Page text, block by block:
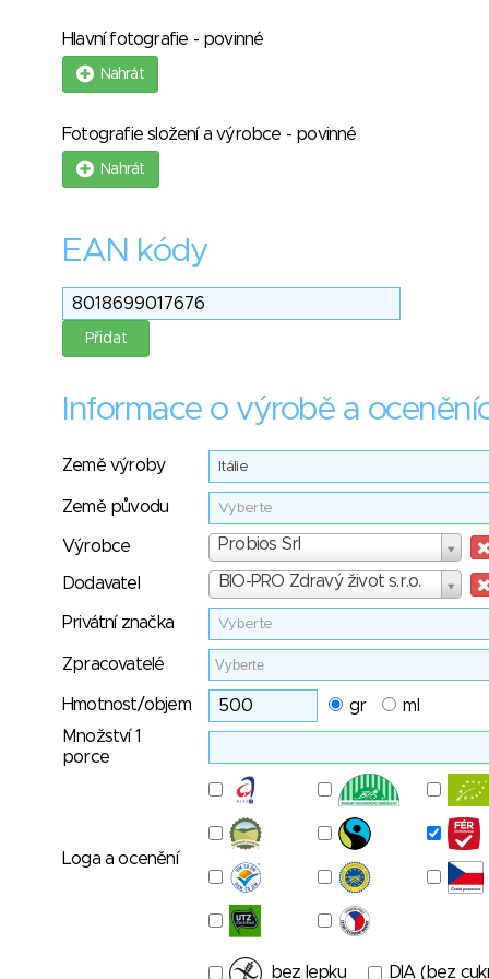
Hlavní fotografie - povinné
Nahrát
Fotografie složení a výrobce - povinné
Nahrát
EAN kódy
Informace o výrobě a
Země výroby Itálie
Země původu Vyberte
Výrobce Probios Srl
Výrobce
Dodavatel BIO-PRO Zdravý život s.r.o.
Dodavatel
Privátní značka Vyberte
Zpracovatelé
Hmotnost/objem gr
ml
Množství 1
porce
Loga a ocenění
bez lepku DIA (bez